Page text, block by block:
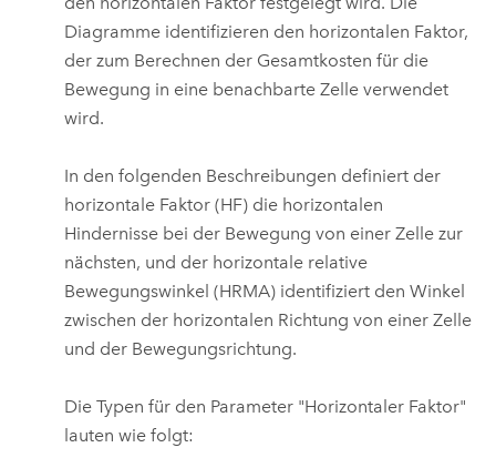
Diagramme identifizieren den horizontalen Faktor,
der zum Berechnen der Gesamtkosten für die
Bewegung in eine benachbarte Zelle verwendet
wird.
In den folgenden Beschreibungen definiert der
horizontale Faktor (HF) die horizontalen
Hindernisse bei der Bewegung von einer Zelle zur
nächsten, und der horizontale relative
Bewegungswinkel (HRMA) identifiziert den Winkel
zwischen der horizontalen Richtung von einer Zelle
und der Bewegungsrichtung.
Die Typen für den Parameter "Horizontaler Faktor"
lauten wie folgt: